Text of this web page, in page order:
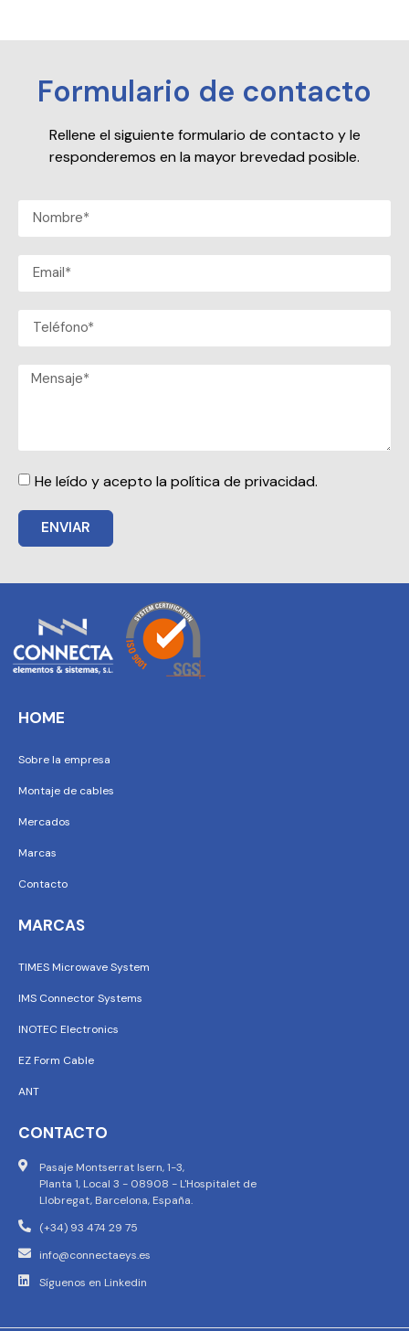
Formulario de contacto
Rellene el siguiente formulario de contacto y le
responderemos en la mayor brevedad posible.
He leído y acepto la política de privacidad.
ENVIAR
HOME
Sobre la empresa
Montaje de cables
Mercados
Marcas
Contacto
MARCAS
TIMES Microwave System
IMS Connector Systems
INOTEC Electronics
EZ Form Cable
ANT
CONTACTO
Pasaje Montserrat Isern, 1-3,
Planta 1, Local 3 - 08908 - L'Hospitalet de
Llobregat, Barcelona, España.
(+34) 93 474 29 75
info@connectaeys.es
Síguenos en Linkedin